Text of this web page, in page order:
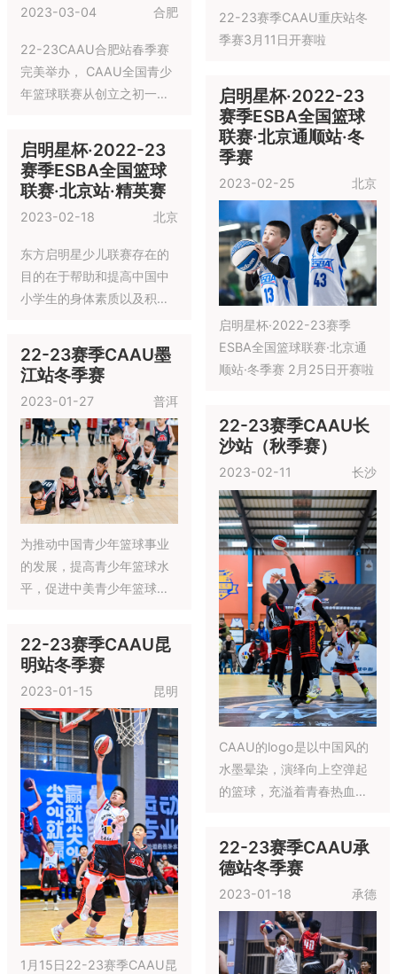
季赛 3月25日开赛啦
启明星杯·2022-23
赛季ESBA全国篮球
联赛·青岛站·冬季赛
2023-03-18 青岛
启明星杯·2022-23赛季
ESBA全国篮球联赛·青岛站·
冬季赛 3月19日开赛啦
22-23赛季CAAU合
肥站春季赛
2023-03-04 合肥
22-23CAAU合肥站春季赛
完美举办， CAAU全国青少
年篮球联赛从创立之初一直
秉承着“激情、坚持、协作、
力量”的精神,以“我要上场”作
为赛事主题
启明星杯·2022-23
赛季ESBA全国篮球
家的少年。纵然岁月拖慢了
他们奔跑的速度，但是他们
拍手叫绝。“只要还能走，就
一直踢下去！”热爱，让人永
远年轻！
机器人大赛重庆赛区
2023-03-25 重庆
考验他们的心理素质、团队
协作能力、创新创造能力的
好机会
22-23赛季CAAU重
庆站冬季赛
2023-03-11 重庆
启明星杯·2022-23
赛季ESBA全国篮球
联赛·北京通顺站·冬
季赛